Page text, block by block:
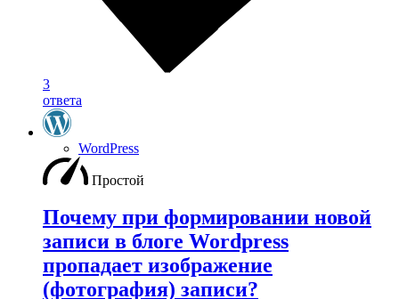
3
ответа
WordPress
Простой
Почему при формировании новой
записи в блоге Wordpress
пропадает изображение
(фотография) записи?